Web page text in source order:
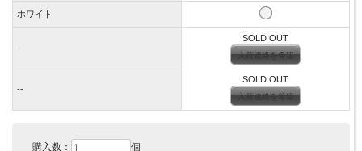
ホワイト
-
SOLD OUT
入荷連絡を希望
--
SOLD OUT
入荷連絡を希望
購入数： 個